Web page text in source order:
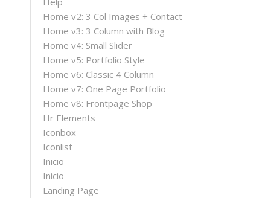
Home v2: 3 Col Images + Contact
Home v3: 3 Column with Blog
Home v4: Small Slider
Home v5: Portfolio Style
Home v6: Classic 4 Column
Home v7: One Page Portfolio
Home v8: Frontpage Shop
Hr Elements
Iconbox
Iconlist
Inicio
Inicio
Landing Page